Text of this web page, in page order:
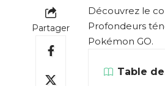
Partager
Découvrez le
Profondeurs
Pokémon GO.
Table